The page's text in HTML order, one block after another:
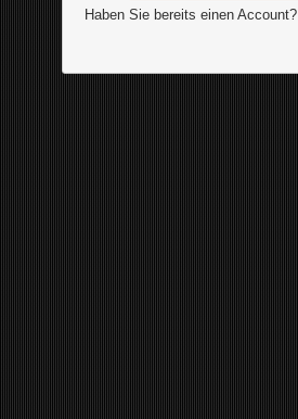
Haben Sie bereits einen Account?